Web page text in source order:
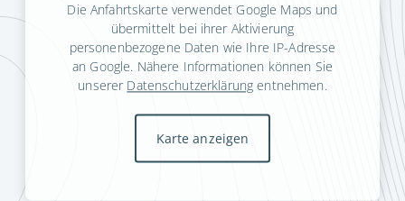
Die Anfahrtskarte verwendet Google Maps und
übermittelt bei ihrer Aktivierung
personenbezogene Daten wie Ihre IP-Adresse
an Google. Nähere Informationen können Sie
unserer Datenschutzerklärung entnehmen.
Karte anzeigen